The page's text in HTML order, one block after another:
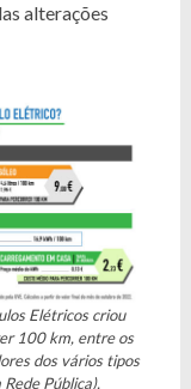
alterações
Elétricos criou
100 km, entre os
dos vários tipos
Pública),